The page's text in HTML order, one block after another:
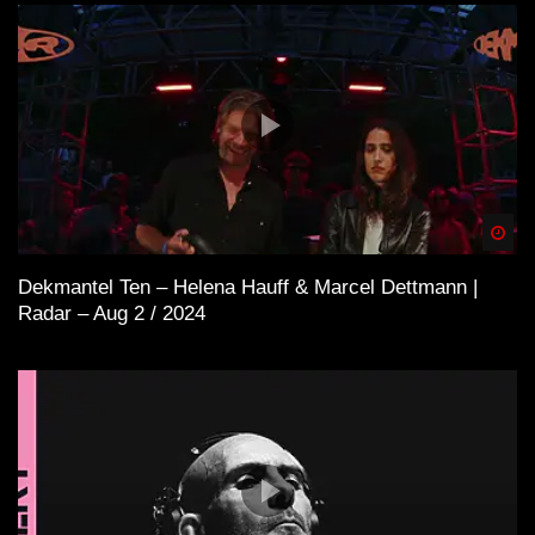
Dekmantel Ten – Helena Hauff & Marcel Dettmann |
Radar – Aug 2 / 2024